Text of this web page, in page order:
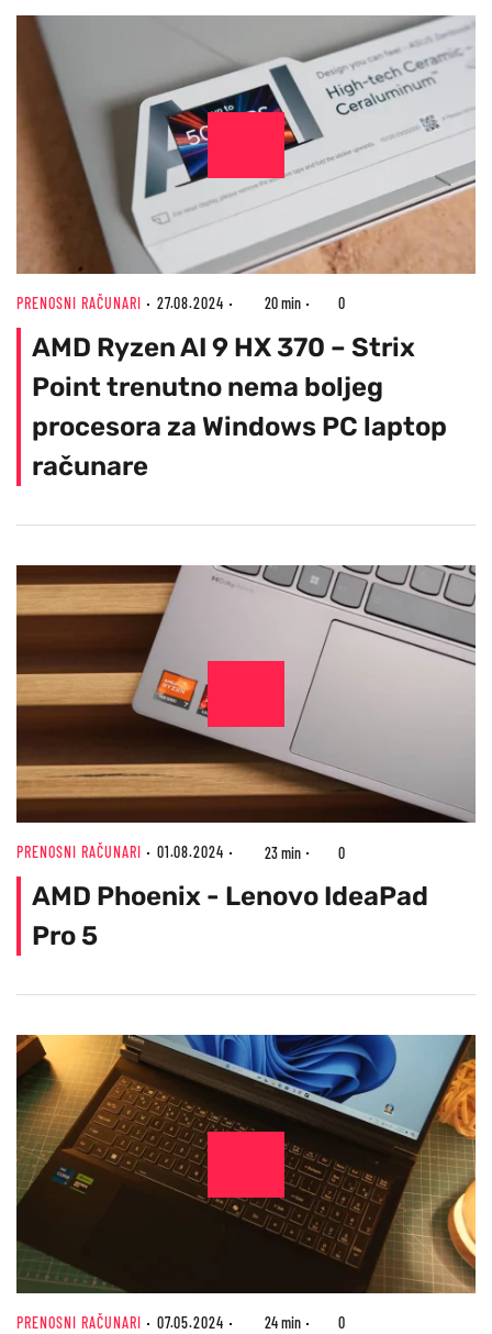
PRENOSNI RAČUNARI 27.08.2024 20 min 0
AMD Ryzen AI 9 HX 370 – Strix
Point trenutno nema boljeg
procesora za Windows PC laptop
računare
PRENOSNI RAČUNARI 01.08.2024 23 min 0
AMD Phoenix - Lenovo IdeaPad
Pro 5
PRENOSNI RAČUNARI 07.05.2024 24 min 0